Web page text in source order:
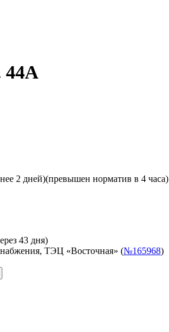
44А
2 дней)(превышен норматив в 4 часа)
43 дня)
ТЭЦ «Восточная» (№165968)